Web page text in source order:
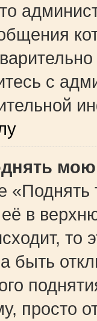
с
в
то
быть
просто